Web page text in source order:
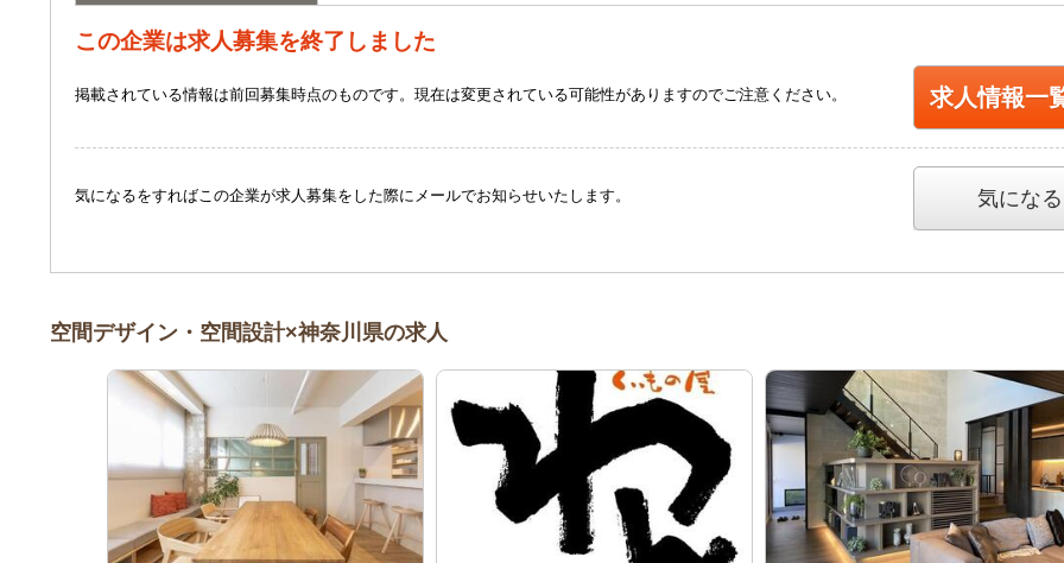
この企業は求人募集を終了しました
掲載されている情報は前回募集時点のものです。現在は変更されている可能性がありますのでご注意ください。 求人情報一
気になるをすればこの企業が求人募集をした際にメールでお知らせいたします。 気になる
空間デザイン・空間設計×神奈川県の求人